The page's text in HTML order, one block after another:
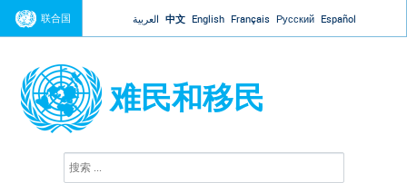
Jump to navigation
联合国 العربية 中文 English Français Русский Español
难民和移民
搜
索